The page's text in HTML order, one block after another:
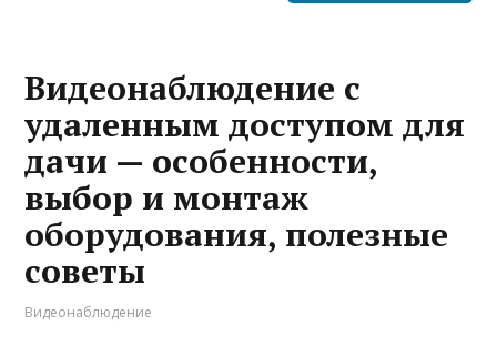
Видеонаблюдение с
удаленным доступом для
дачи — особенности,
выбор и монтаж
оборудования, полезные
советы
Видеонаблюдение